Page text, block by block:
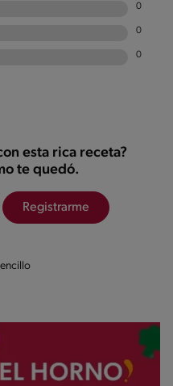
0
0
0
esta rica receta?
te quedó.
Registrarme